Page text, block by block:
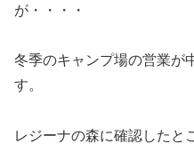
が・・・・
冬季のキャンプ場の営業が
す。
レジーナの森に確認したと